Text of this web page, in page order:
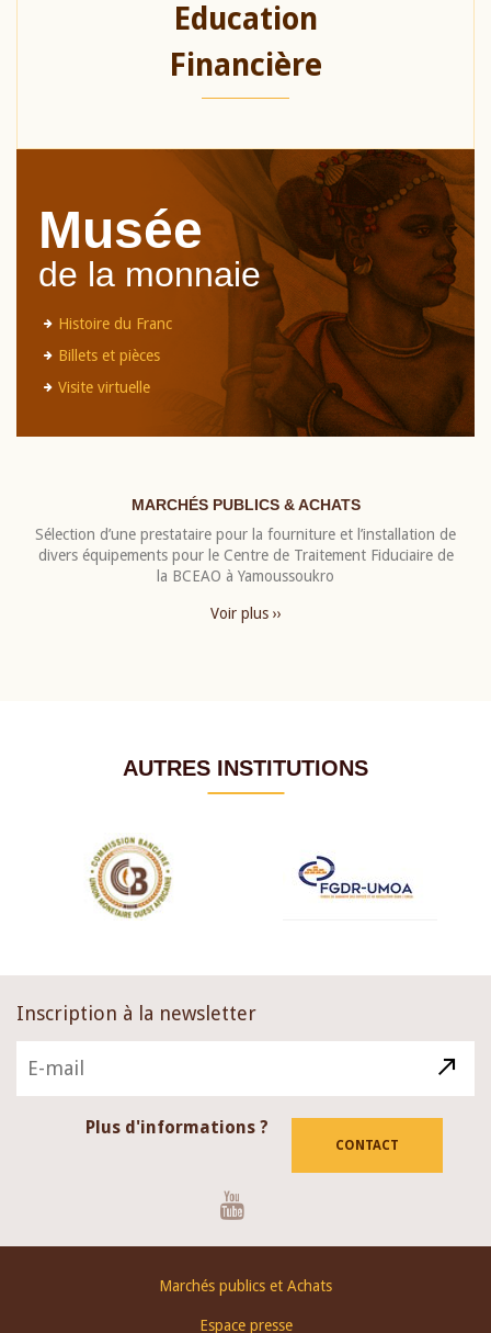
Education
Financière
Musée
de la monnaie
Histoire du Franc
Billets et pièces
Visite virtuelle
MARCHÉS PUBLICS & ACHATS
Sélection d’une prestataire pour la fourniture et l’installation de
divers équipements pour le Centre de Traitement Fiduciaire de
la BCEAO à Yamoussoukro
Voir plus ››
AUTRES INSTITUTIONS
Inscription à la newsletter
Plus d'informations ?
CONTACT
Marchés publics et Achats
Espace presse